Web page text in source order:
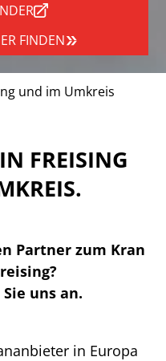
FINDEN
und im Umkreis
FREISING
Partner zum Kran
uns an.
in Europa